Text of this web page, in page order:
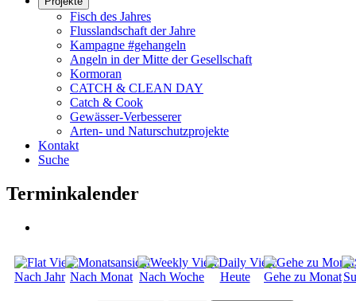
Fisch des Jahres
Flusslandschaft der Jahre
Kampagne #gehangeln
Angeln in der Mitte der Gesellschaft
Kormoran
CATCH & CLEAN DAY
Catch & Cook
Gewässer-Verbesserer
Arten- und Naturschutzprojekte
Kontakt
Suche
Terminkalender
Nach Jahr Nach Monat Nach Woche Heute Gehe zu Monat